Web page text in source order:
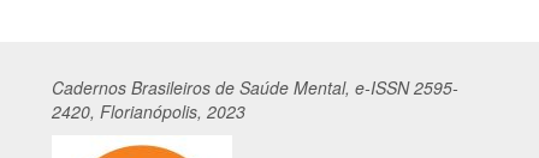
Cadernos Brasileiros de Saúde Mental, e-ISSN 2595-
2420, Florianópolis, 2023